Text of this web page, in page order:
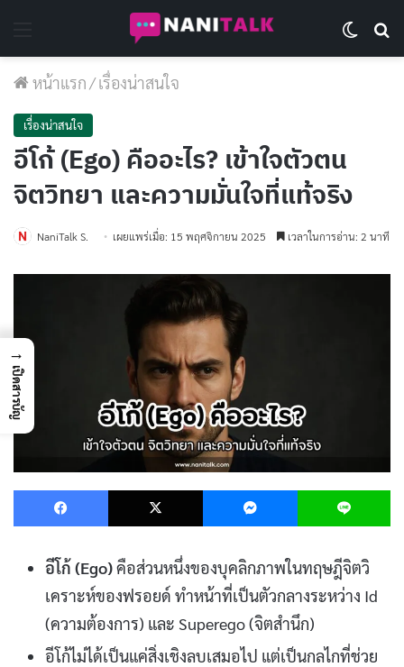
หน้าแรก/เรื่องน่าสนใจ
เรื่องน่าสนใจ
อีโก้ (Ego) คืออะไร? เข้าใจตัวตน
จิตวิทยา และความมั่นใจที่แท้จริง
NaniTalk S. เผยแพร่เมื่อ: 15 พฤศจิกายน 2025 เวลาในการอ่าน: 2 นาที
Facebook X Messenger
อีโก้ (Ego)คือส่วนหนึ่งของบุคลิกภาพในทฤษฎีจิตวิ
เคราะห์ของฟรอยด์ ทำหน้าที่เป็นตัวกลางระหว่าง Id
(ความต้องการ) และ Superego (จิตสำนึก)
อีโก้ไม่ได้เป็นแค่สิ่งเชิงลบเสมอไป แต่เป็นกลไกที่ช่วย
→
เปิดสารบัญ